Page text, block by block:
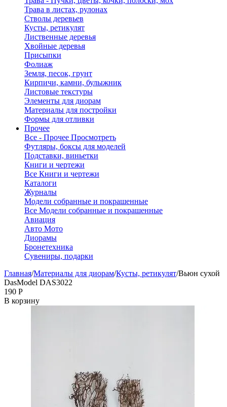
Трава в листах, рулонах
Стволы деревьев
Кусты, ретикулят
Лиственные деревья
Хвойные деревья
Присыпки
Фолиаж
Земля, песок, грунт
Кирпичи, камни, булыжник
Листовые текстуры
Элементы для диорам
Материалы для постройки
Формы для отливки
Прочее
Все - Прочее Просмотреть
Футляры, боксы для моделей
Подставки, виньетки
Книги и чертежи
Все Книги и чертежи
Каталоги
Журналы
Модели собранные и покрашенные
Все Модели собранные и покрашенные
Авиация
Авто Мото
Диорамы
Бронетехника
Сувениры, подарки
Главная/Материалы для диорам/Кусты, ретикулят/Вьюн сухой
DasModel DAS3022
‍190‍ Р
В корзину